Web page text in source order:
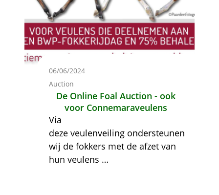
06/06/2024
Auction
De Online Foal Auction - ook
voor Connemaraveulens
Via
deze veulenveiling ondersteunen
wij de fokkers met de afzet van
hun veulens …